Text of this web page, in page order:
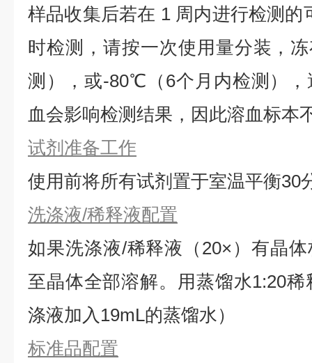
样品收集后若在 1 周内进行检测
时检测，请按一次使用量分装，
测），或-80℃（6个月内检测）
血会影响检测结果，因此溶血标本
试剂准备工作
使用前将所有试剂置于室温平衡30
洗涤液/稀释液配置
如果洗涤液/稀释液（20×）有晶
⾄晶体全部溶解。用蒸馏水1:20
涤液加入19mL的蒸馏水）
标准品配置